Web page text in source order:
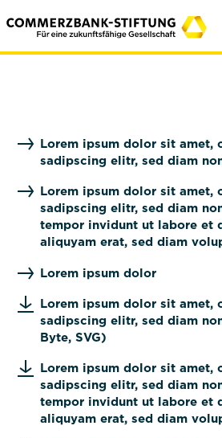
Lorem ipsum dolor sit amet,
sadipscing elitr, sed diam
Lorem ipsum dolor sit amet,
sadipscing elitr, sed diam
tempor invidunt ut labore et
aliquyam erat, sed diam
Lorem ipsum dolor
Lorem ipsum dolor sit amet,
sadipscing elitr, sed diam
Byte, SVG)
Lorem ipsum dolor sit amet,
sadipscing elitr, sed diam
tempor invidunt ut labore et
aliquyam erat, sed diam